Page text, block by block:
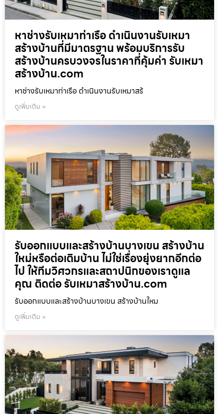
หาช่างรับเหมาท่าเรือ ดำเนินงานรับเหมา
สร้างบ้านที่มีมาตรฐาน พร้อมบริการรับ
สร้างบ้านครบวงจรในราคาที่คุ้มค่า รับเหมา
สร้างบ้าน.com
หาช่างรับเหมาท่าเรือ ดำเนินงานรับเหมาสร้
ดูเพิ่มเติม »
รับออกแบบและสร้างบ้านบางเขน สร้างบ้าน
ใหม่หรือต่อเติมบ้าน ไม่ใช่เรื่องยุ่งยากอีกต่อ
ไป ให้ทีมวิศวกรและสถาปนิกของเราดูแล
คุณ ติดต่อ รับเหมาสร้างบ้าน.com
รับออกแบบและสร้างบ้านบางเขน สร้างบ้านใหม
ดูเพิ่มเติม »